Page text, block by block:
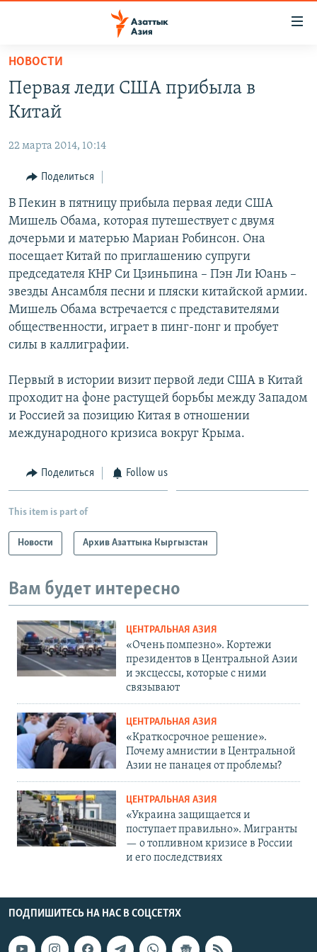
Вернуться
основному
содержанию
навигации
Вернутся
поиску
КАЗАХСТАН
УЗБЕКИСТАН
ТАДЖИКИСТАН
НОВОСТИ
НА ДРУГИХ ЯЗЫКАХ
ҚАЗАҚША
КЫРГЫЗЧА
ТОҶИКӢ
TÜRKMENÇE
Все сайты РСЕ/РС
НОВОСТИ
Первая леди США прибыла в
Китай
22 марта 2014, 10:14
Поделиться
В Пекин в пятницу прибыла первая леди США
Мишель Обама, которая путешествует с двумя
дочерьми и матерью Мариан Робинсон. Она
посещает Китай по приглашению супруги
председателя КНР Си Цзиньпина – Пэн Ли Юань –
звезды Ансамбля песни и пляски китайской армии.
Мишель Обама встречается с представителями
общественности, играет в пинг-понг и пробует
силы в каллиграфии.
Первый в истории визит первой леди США в Китай
проходит на фоне растущей борьбы между Западом
и Россией за позицию Китая в отношении
международного кризиса вокруг Крыма.
Поделиться Follow us
This item is part of
Новости Архив Азаттыка Кыргызстан
Вам будет интересно
ЦЕНТРАЛЬНАЯ АЗИЯ
«Очень помпезно». Кортежи
президентов в Центральной Азии
и эксцессы, которые с ними
связывают
ЦЕНТРАЛЬНАЯ АЗИЯ
«Краткосрочное решение».
Почему амнистии в Центральной
Азии не панацея от проблемы?
ЦЕНТРАЛЬНАЯ АЗИЯ
«Украина защищается и
поступает правильно». Мигранты
— о топливном кризисе в России
и его последствиях
ПОДПИШИТЕСЬ НА НАС В СОЦСЕТЯХ